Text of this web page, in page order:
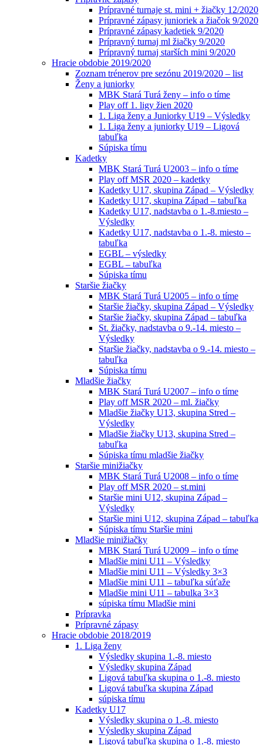
Prípravné turnaje st. mini + žiačky 12/2020
Prípravné zápasy junioriek a žiačok 9/2020
Prípravné zápasy kadetiek 9/2020
Prípravný turnaj ml žiačky 9/2020
Prípravný turnaj starších mini 9/2020
Hracie obdobie 2019/2020
Zoznam trénerov pre sezónu 2019/2020 – list
Ženy a juniorky
MBK Stará Turá ženy – info o tíme
Play off 1. ligy žien 2020
1. Liga ženy a Juniorky U19 – Výsledky
1. Liga ženy a juniorky U19 – Ligová
tabuľka
Súpiska tímu
Kadetky
MBK Stará Turá U2003 – info o tíme
Play off MSR 2020 – kadetky
Kadetky U17, skupina Západ – Výsledky
Kadetky U17, skupina Západ – tabuľka
Kadetky U17, nadstavba o 1.-8.miesto –
Výsledky
Kadetky U17, nadstavba o 1.-8. miesto –
tabuľka
EGBL – výsledky
EGBL – tabuľka
Súpiska tímu
Staršie žiačky
MBK Stará Turá U2005 – info o tíme
Staršie žiačky, skupina Západ – Výsledky
Staršie žiačky, skupina Západ – tabuľka
St. žiačky, nadstavba o 9.-14. miesto –
Výsledky
Staršie žiačky, nadstavba o 9.-14. miesto –
tabuľka
Súpiska tímu
Mladšie žiačky
MBK Stará Turá U2007 – info o tíme
Play off MSR 2020 – ml. žiačky
Mladšie žiačky U13, skupina Stred –
Výsledky
Mladšie žiačky U13, skupina Stred –
tabuľka
Súpiska tímu mladšie žiačky
Staršie minižiačky
MBK Stará Turá U2008 – info o tíme
Play off MSR 2020 – st.mini
Staršie mini U12, skupina Západ –
Výsledky
Staršie mini U12, skupina Západ – tabuľka
Súpiska tímu Staršie mini
Mladšie minižiačky
MBK Stará Turá U2009 – info o tíme
Mladšie mini U11 – Výsledky
Mladšie mini U11 – Výsledky 3×3
Mladšie mini U11 – tabuľka súťaže
Mladšie mini U11 – tabulka 3×3
súpiska tímu Mladšie mini
Prípravka
Prípravné zápasy
Hracie obdobie 2018/2019
1. Liga ženy
Výsledky skupina 1.-8. miesto
Výsledky skupina Západ
Ligová tabuľka skupina o 1.-8. miesto
Ligová tabuľka skupina Západ
súpiska tímu
Kadetky U17
Výsledky skupina o 1.-8. miesto
Výsledky skupina Západ
Ligová tabuľka skupina o 1.-8. miesto